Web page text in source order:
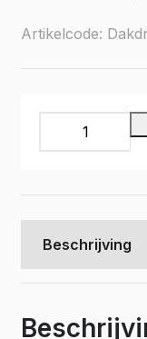
Artikelcode:
Dakdragers
aluminium,
specifiek
aantal
Beschrijving